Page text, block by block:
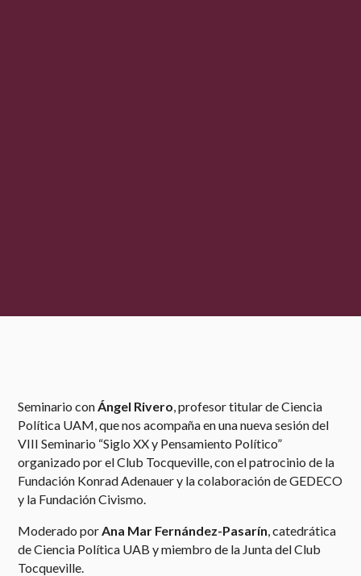
Seminario conÁngel Rivero, profesor titular de Ciencia
Política UAM, que nos acompaña en una nueva sesión del
VIII Seminario “Siglo XX y Pensamiento Político”
organizado por el Club Tocqueville, con el patrocinio de la
Fundación Konrad Adenauer y la colaboración de GEDECO
y la Fundación Civismo.
Moderado porAna Mar Fernández-Pasarín, catedrática
de Ciencia Política UAB y miembro de la Junta del Club
Tocqueville.